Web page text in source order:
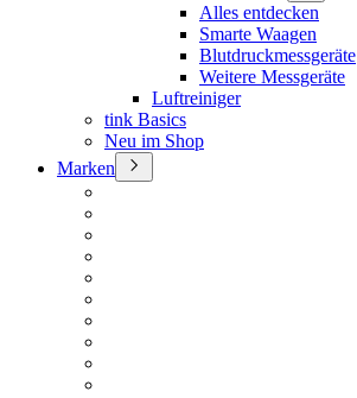
Alles entdecken
Smarte Waagen
Blutdruckmessgeräte
Weitere Messgeräte
Luftreiniger
tink Basics
Neu im Shop
Marken